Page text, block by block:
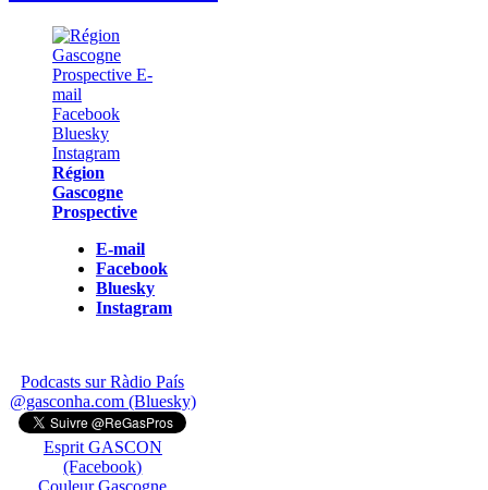
Région
Gascogne
Prospective
E-mail
Facebook
Bluesky
Instagram
Podcasts sur Ràdio País
@gasconha.com (Bluesky)
Esprit GASCON
(Facebook)
Couleur Gascogne